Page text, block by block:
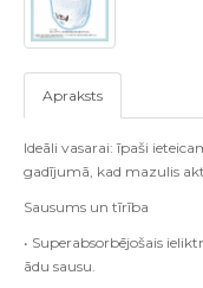
Apraksts
Ideāli vasarai: īpaši
gadījumā, kad mazulis
Sausums un tīrība
• Superabsorbējošais
ādu sausu.